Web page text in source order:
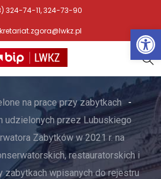
324-74-11, 324-73-90
na prace przy zabytkach
udzielonych przez Lubuskiego
Zabytków w 2021 r. na
restauratorskich i
zabytkach wpisanych do rejestru